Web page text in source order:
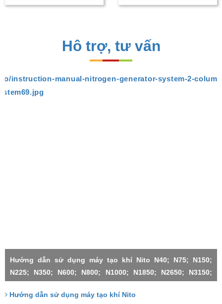
Hô trợ, tư vấn
Hướng dẫn sử dụng máy tạo khí Nito N40; N75; N150;
N225; N350; N600; N800; N1000; N1850; N2650; N3150;
N4500X4; N4500X5; N4500X6;
Hướng dẫn sử dụng máy tạo khí Nito